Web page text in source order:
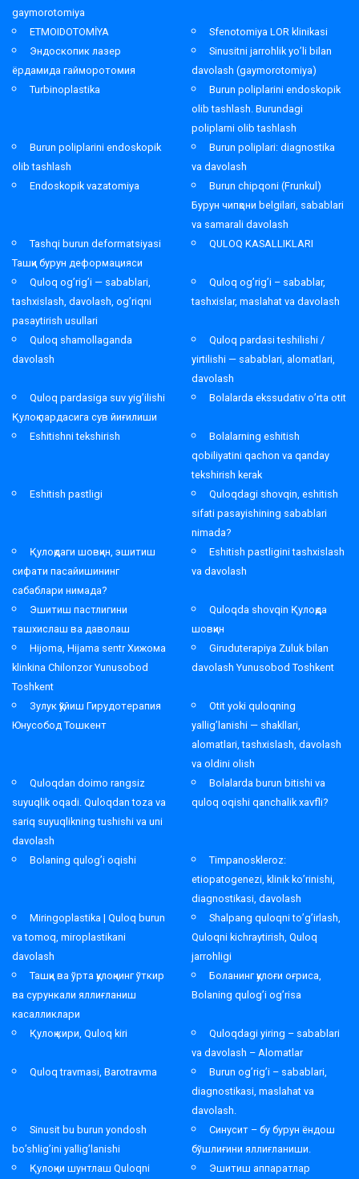
gaymorotomiya
ETMOIDOTOMİYA
Sfenotomiya LOR klinikasi
Эндоскопик лазер
ёрдамида гайморотомия
Sinusitni jarrohlik yo’li bilan
davolash (gaymorotomiya)
Turbinoplastika
Burun poliplarini endoskopik
olib tashlash. Burundagi
poliplarni olib tashlash
Burun poliplarini endoskopik
olib tashlash
Burun poliplari: diagnostika
va davolash
Endoskopik vazatomiya
Burun chipqoni (Frunkul)
Бурун чипқони belgilari, sabablari
va samarali davolash
Tashqi burun deformatsiyasi
Ташқи бурун деформацияси
QULOQ KASALLIKLARI
Quloq og’rig’i — sabablari,
tashxislash, davolash, og’riqni
pasaytirish usullari
Quloq og’rig’i – sabablar,
tashxislar, maslahat va davolash
Quloq shamollaganda
davolash
Quloq pardasi teshilishi /
yirtilishi — sabablari, alomatlari,
davolash
Quloq pardasiga suv yig’ilishi
Қулоқ пардасига сув йиғилиши
Bolalarda ekssudativ o’rta otit
Eshitishni tekshirish
Bolalarning eshitish
qobiliyatini qachon va qanday
tekshirish kerak
Eshitish pastligi
Quloqdagi shovqin, eshitish
sifati pasayishining sabablari
nimada?
Қулоқдаги шовқин, эшитиш
сифати пасайишининг
сабаблари нимада?
Eshitish pastligini tashxislash
va davolash
Эшитиш пастлигини
ташхислаш ва даволаш
Quloqda shovqin Қулоқда
шовқин
Hijoma, Hijama sentr Хижома
klinkina Chilonzor Yunusobod
Toshkent
Giruduterapiya Zuluk bilan
davolash Yunusobod Toshkent
Зулук қўйиш Гирудотерапия
Юнусобод Тошкент
Otit yoki quloqning
yallig’lanishi — shakllari,
alomatlari, tashxislash, davolash
va oldini olish
Quloqdan doimo rangsiz
suyuqlik oqadi. Quloqdan toza va
sariq suyuqlikning tushishi va uni
davolash
Bolalarda burun bitishi va
quloq oqishi qanchalik xavfli?
Bolaning qulog’i oqishi
Timpanoskleroz:
etiopatogenezi, klinik ko’rinishi,
diagnostikasi, davolash
Miringoplastika | Quloq burun
va tomoq, miroplastikani
davolash
Shalpang quloqni to’g’irlash,
Quloqni kichraytirish, Quloq
jarrohligi
Ташқи ва ўрта қулоқнинг ўткир
ва сурункали яллиғланиш
касалликлари
Боланинг қулоғи оғриса,
Bolaning qulog’i og’risa
Қулоқ кири, Quloq kiri
Quloqdagi yiring – sabablari
va davolash – Alomatlar
Quloq travmasi, Barotravma
Burun og’rig’i – sabablari,
diagnostikasi, maslahat va
davolash.
Sinusit bu burun yondosh
bo’shlig’ini yallig’lanishi
Синусит – бу бурун ёндош
бўшлиғини яллиғланиши.
Қулоқни шунтлаш Quloqni
Эшитиш аппаратлар